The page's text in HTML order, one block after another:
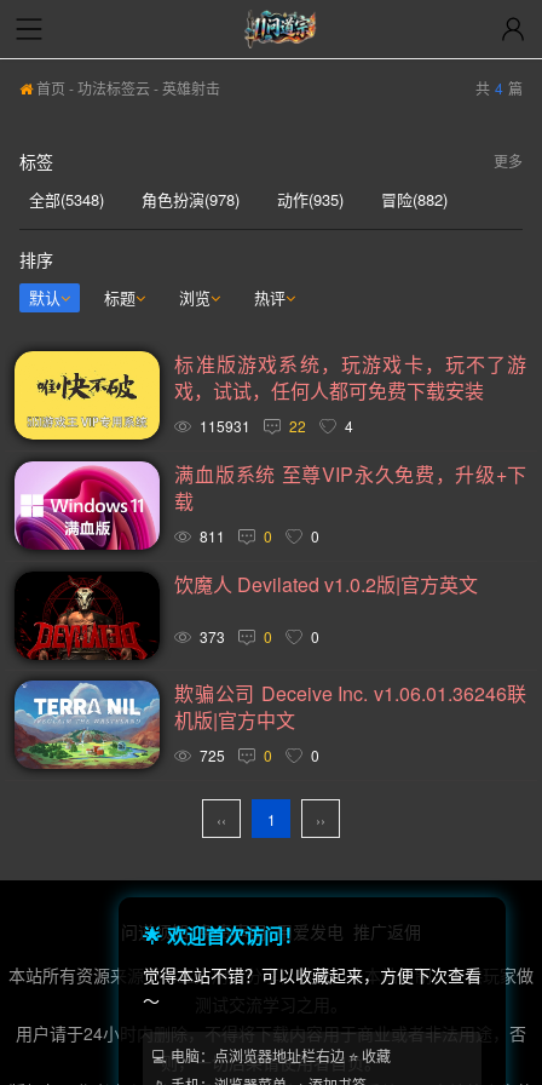
首页 -功法标签云- 英雄射击 共 4 篇
标签
全部(5348) 角色扮演(978) 动作(935)
冒险(882)
开放世界(529)
休闲(526) 策略(521)
奇幻(371)
射击(365) 合作(349)
3D(348)
沙盒(339)
女性主角(332) 解谜(329)
恐怖(304)
独立(299) 科幻(296)
模拟经营(281)
暴力(277)
氛围(276)
2D(242)
可爱(233) 轻度 Rogue(223)
即时战略(215)
动作(204) 管理(197)
砍杀(195)
太空(193)
血腥(183) 冒险(177)
街机(175)
驾驶(169)
选择取向(161)
类魂系列(156)
卡通风格(154)
横向滚屏(153) 回合制(151)
彩色(119) 格斗对打(117)
制作(115)
类 Rogue(114)
时空旅行(114)
悬疑(113)
第三人称视角(111)
第一人称视角(106)
拟真(106)
模拟(104)
像素图形(104) 困难(104)
指向点击(104)
角色自定义(101) 像素(100) 黑暗(99)
更多
排序
默认 标题 浏览 热评
标准版游戏系统，玩游戏卡，玩不了游
戏，试试，任何人都可免费下载安装
115931 22 4
满血版系统 至尊VIP永久免费，升级+下
载
811 0 0
饮魔人 Devilated v1.0.2版|官方英文
373 0 0
欺骗公司 Deceive Inc. v1.06.01.36246联
机版|官方中文
725 0 0
‹‹ 1 ››
问道须知 免责声明 用爱发电 推广返佣
本站所有资源来源于第三方用户分享，转载，非本站自制，仅供玩家做
用户请于24小时内删除，不得将下载内容用于商业或者非法用途，否
则，一切后果请使用者自负。
🌟 欢迎首次访问！
觉得本站不错？可以收藏起来，方便下次查看
～
💻 电脑：点浏览器地址栏右边 ⭐ 收藏